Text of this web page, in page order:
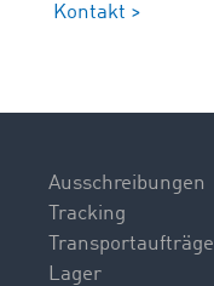
Kontakt >
Ausschreibungen
Tracking
Transportaufträge
Lager